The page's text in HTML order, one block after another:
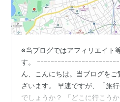
※当ブログではアフィリエイト
す。 ｰｰｰｰｰｰｰｰｰｰｰｰｰｰｰｰｰｰｰｰｰｰｰ
ん、こんにちは。当ブログを
ざいます。 早速ですが、「旅
でしょうか？ 「どこに行こう